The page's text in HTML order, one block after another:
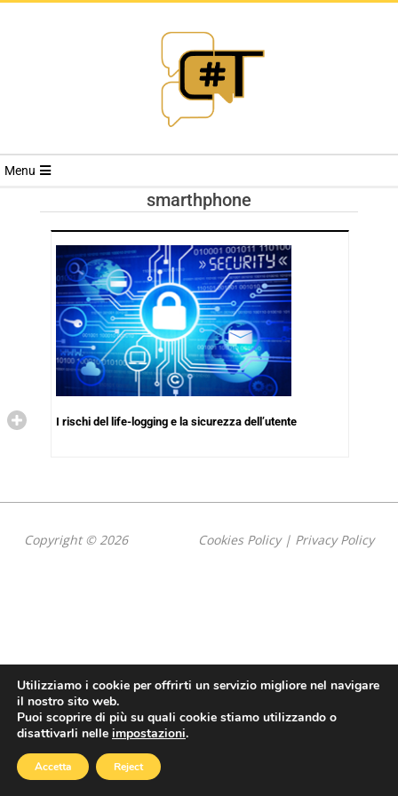
RIVISTA
TRENDS
Menu
smarthphone
I rischi del life-logging e la sicurezza dell’utente
Copyright © 2026 Cookies Policy| Privacy Policy
Utilizziamo i cookie per offrirti un servizio migliore nel navigare
il nostro sito web.
Puoi scoprire di più su quali cookie stiamo utilizzando o
disattivarli nelle impostazioni.
Accetta Reject